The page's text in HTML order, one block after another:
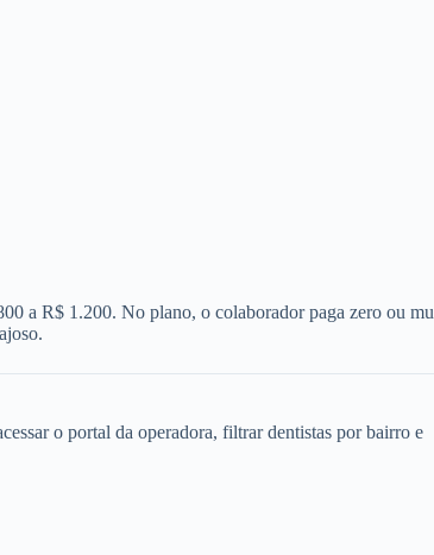
a R$ 1.200. No plano, o colaborador paga zero ou
o portal da operadora, filtrar dentistas por bairro e